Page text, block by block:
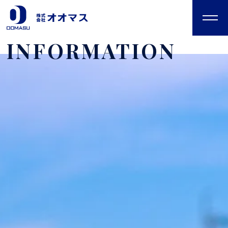
INFORMATION